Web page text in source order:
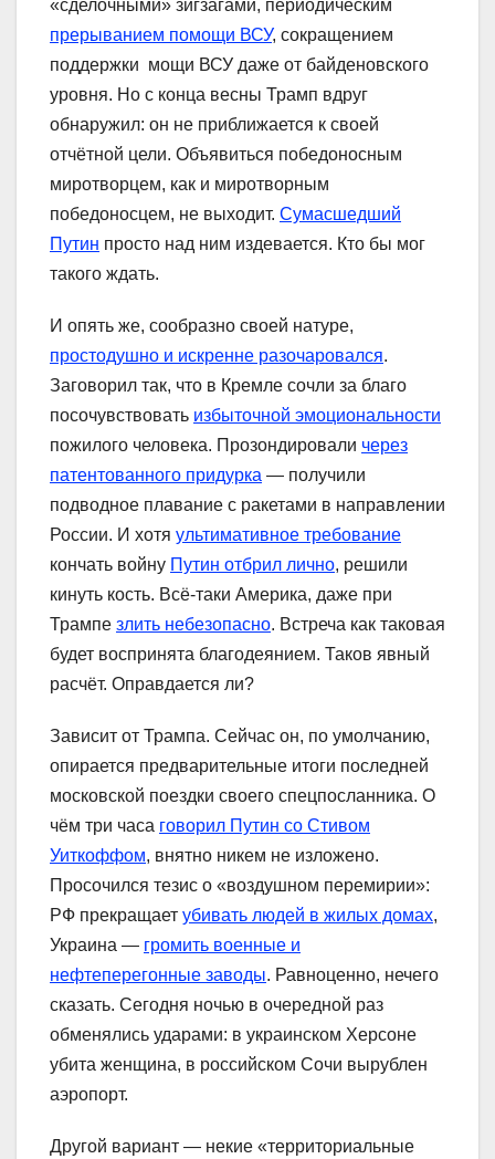
«сделочными» зигзагами, периодическим
прерыванием помощи ВСУ, сокращением
поддержки мощи ВСУ даже от байденовского
уровня. Но с конца весны Трамп вдруг
обнаружил: он не приближается к своей
отчётной цели. Объявиться победоносным
миротворцем, как и миротворным
победоносцем, не выходит. Сумасшедший
Путин просто над ним издевается. Кто бы мог
такого ждать.
И опять же, сообразно своей натуре,
простодушно и искренне разочаровался.
Заговорил так, что в Кремле сочли за благо
посочувствовать избыточной эмоциональности
пожилого человека. Прозондировали через
патентованного придурка — получили
подводное плавание с ракетами в направлении
России. И хотя ультимативное требование
кончать войну Путин отбрил лично, решили
кинуть кость. Всё-таки Америка, даже при
Трампе злить небезопасно. Встреча как таковая
будет воспринята благодеянием. Таков явный
расчёт. Оправдается ли?
Зависит от Трампа. Сейчас он, по умолчанию,
опирается предварительные итоги последней
московской поездки своего спецпосланника. О
чём три часа говорил Путин со Стивом
Уиткоффом, внятно никем не изложено.
Просочился тезис о «воздушном перемирии»:
РФ прекращает убивать людей в жилых домах,
Украина — громить военные и
нефтеперегонные заводы. Равноценно, нечего
сказать. Сегодня ночью в очередной раз
обменялись ударами: в украинском Херсоне
убита женщина, в российском Сочи вырублен
аэропорт.
Другой вариант — некие «территориальные